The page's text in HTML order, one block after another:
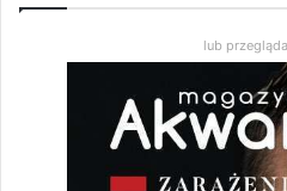
przypadku nie są
1–2-dniowe
bowiem ryby te
mało, ale
lub